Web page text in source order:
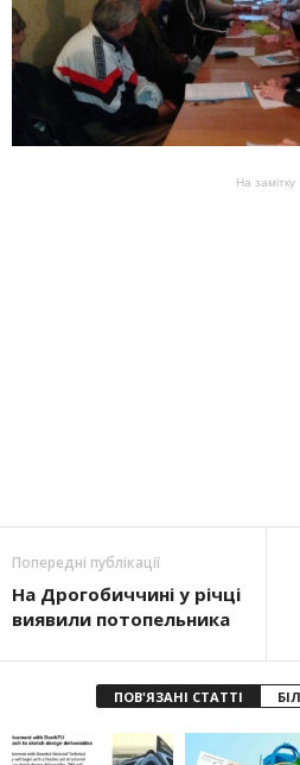
На замітку
Попередні публікації
На Дрогобиччині у річці
виявили потопельника
ПОВ'ЯЗАНІ СТАТТІ